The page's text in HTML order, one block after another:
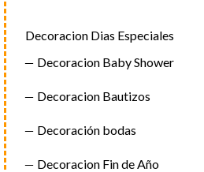
Decoracion Dias Especiales
Decoracion Baby Shower
Decoracion Bautizos
Decoración bodas
Decoracion Fin de Año